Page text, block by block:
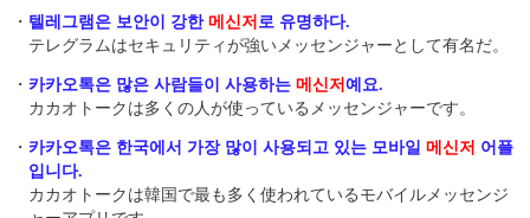
・ 텔레그램은 보안이 강한 메신저 로 유명하다.
テレグラムはセキュリティが強いメッセンジャーとして有名だ。
・ 카카오톡은 많은 사람들이 사용하는 메신저 예요.
カカオトークは多くの人が使っているメッセンジャーです。
・ 카카오톡은 한국에서 가장 많이 사용되고 있는 모바일 메신저 어플
입니다.
カカオトークは韓国で最も多く使われているモバイルメッセンジ